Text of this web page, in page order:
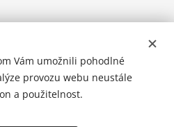
Vám umožnili pohodlné
provozu webu neustále
a použitelnost.